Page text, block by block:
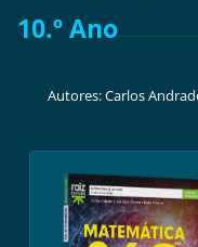
10.º Ano
Autores: Carlos